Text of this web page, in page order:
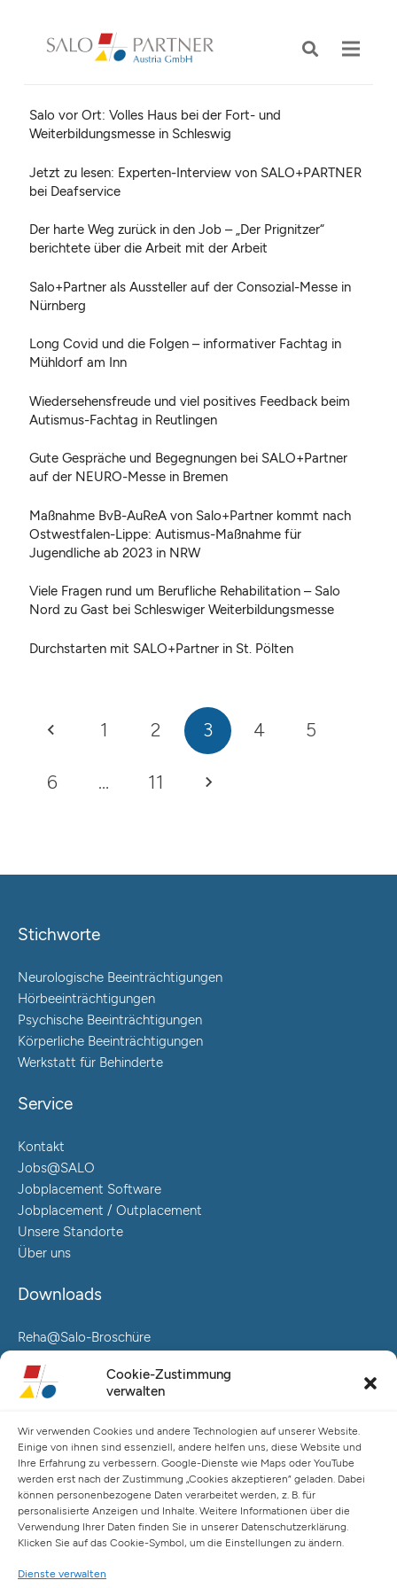
Cookie-Zustimmung
verwalten
Wir verwenden Cookies und andere Technologien auf unserer Website.
Einige von ihnen sind essenziell, andere helfen uns, diese Website und
Ihre Erfahrung zu verbessern. Google-Dienste wie Maps oder YouTube
werden erst nach der Zustimmung „Cookies akzeptieren“ geladen. Dabei
können personenbezogene Daten verarbeitet werden, z. B. für
personalisierte Anzeigen und Inhalte. Weitere Informationen über die
Verwendung Ihrer Daten finden Sie in unserer Datenschutzerklärung.
Klicken Sie auf das Cookie-Symbol, um die Einstellungen zu ändern.
Dienste verwalten
Salo vor Ort: Volles Haus bei der Fort- und
Weiterbildungsmesse in Schleswig
Jetzt zu lesen: Experten-Interview von SALO+PARTNER
bei Deafservice
Der harte Weg zurück in den Job – „Der Prignitzer“
berichtete über die Arbeit mit der Arbeit
Salo+Partner als Aussteller auf der Consozial-Messe in
Nürnberg
Long Covid und die Folgen – informativer Fachtag in
Mühldorf am Inn
Wiedersehensfreude und viel positives Feedback beim
Autismus-Fachtag in Reutlingen
Gute Gespräche und Begegnungen bei SALO+Partner
auf der NEURO-Messe in Bremen
Maßnahme BvB-AuReA von Salo+Partner kommt nach
Ostwestfalen-Lippe: Autismus-Maßnahme für
Jugendliche ab 2023 in NRW
Viele Fragen rund um Berufliche Rehabilitation – Salo
Nord zu Gast bei Schleswiger Weiterbildungsmesse
Durchstarten mit SALO+Partner in St. Pölten
1 2 3 4 5
6 … 11
Stichworte
Neurologische Beeinträchtigungen
Hörbeeinträchtigungen
Psychische Beeinträchtigungen
Körperliche Beeinträchtigungen
Werkstatt für Behinderte
Service
Kontakt
Jobs@SALO
Jobplacement Software
Jobplacement / Outplacement
Unsere Standorte
Über uns
Downloads
Reha@Salo-Broschüre
AuReA@Salo-Broschüre
Spaldingstraße 57-59 / Rosenallee 6-8
20097 Hamburg
Telefon: +49 (0) 40 23916 – 0
E-Mail:info@salo-ag.at